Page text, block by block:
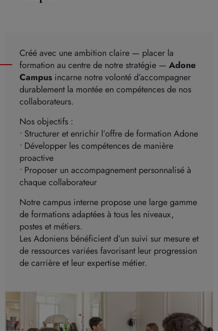
Créé avec une ambition claire — placer la
formation au centre de notre stratégie — Adone
Campus incarne notre volonté d’accompagner
durablement la montée en compétences de nos
collaborateurs.
Nos objectifs :
• Structurer et enrichir l’offre de formation Adone
• Développer les compétences de manière
proactive
• Proposer un accompagnement personnalisé à
chaque collaborateur
Notre campus interne propose une large gamme
de formations adaptées à tous les niveaux,
postes et métiers.
Les Adoniens bénéficient d’un suivi sur mesure et
de ressources variées favorisant leur progression
de carrière et leur expertise métier.